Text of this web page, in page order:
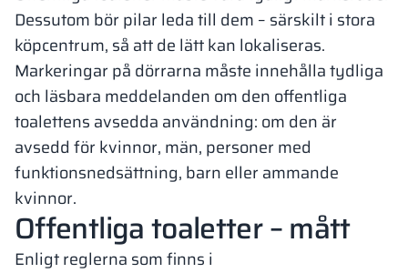
Dessutom bör pilar leda till dem – särskilt i stora
köpcentrum, så att de lätt kan lokaliseras.
Markeringar på dörrarna måste innehålla tydliga
och läsbara meddelanden om den offentliga
toalettens avsedda användning: om den är
avsedd för kvinnor, män, personer med
funktionsnedsättning, barn eller ammande
kvinnor.
Offentliga toaletter – mått
Enligt reglerna som finns i